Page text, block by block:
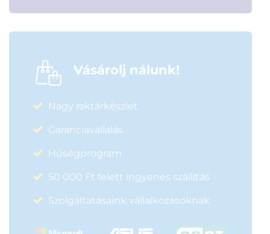
Vásárolj nálunk!
Nagy raktárkészlet
Garanciavállalás
Hűségprogram
50 000 Ft felett ingyenes szállítás
Szolgáltatásaink vállalkozásoknak